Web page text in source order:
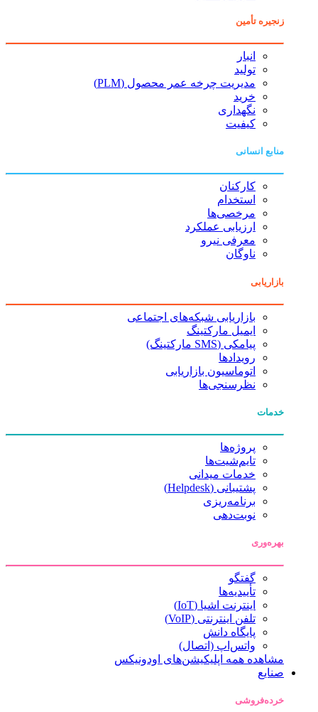
زنجیره تأمین
انبار
تولید
مدیریت چرخه عمر محصول (PLM)
خرید
نگهداری
کیفیت
منابع انسانی
کارکنان
استخدام
مرخصی‌ها
ارزیابی عملکرد
معرفی نیرو
ناوگان
بازاریابی
بازاریابی شبکه‌های اجتماعی
ایمیل مارکتینگ
پیامکی (SMS مارکتینگ)
رویدادها
اتوماسیون بازاریابی
نظرسنجی‌ها
خدمات
پروژه‌ها
تایم‌شیت‌ها
خدمات میدانی
پشتیبانی (Helpdesk)
برنامه‌ریزی
نوبت‌دهی
بهره‌وری
گفتگو
تأییدیه‌ها
اینترنت اشیا (IoT)
تلفن اینترنتی (VoIP)
پایگاه دانش
واتس‌اپ (اتصال)
مشاهده همه اپلیکیشن‌های اودونیکس
صنایع
خرده‌فروشی